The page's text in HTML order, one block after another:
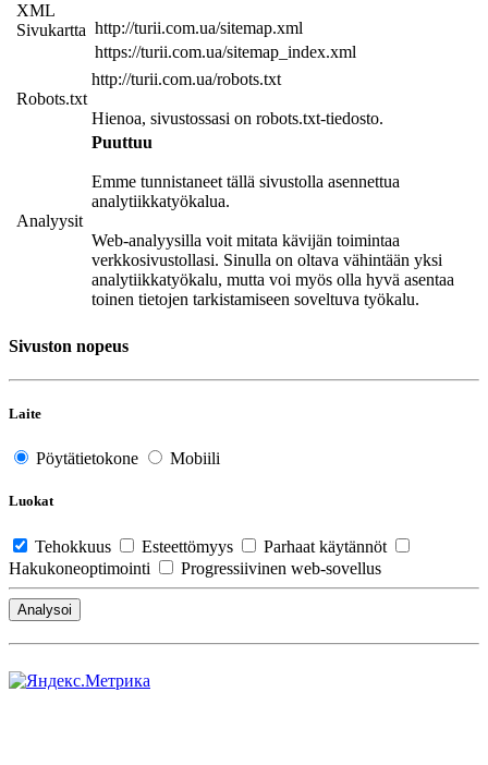
XML
Sivukartta http://turii.com.ua/sitemap.xml
https://turii.com.ua/sitemap_index.xml
Robots.txt
http://turii.com.ua/robots.txt
Hienoa, sivustossasi on robots.txt-tiedosto.
Analyysit
Puuttuu
Emme tunnistaneet tällä sivustolla asennettua
analytiikkatyökalua.
Web-analyysilla voit mitata kävijän toimintaa
verkkosivustollasi. Sinulla on oltava vähintään yksi
analytiikkatyökalu, mutta voi myös olla hyvä asentaa
toinen tietojen tarkistamiseen soveltuva työkalu.
Sivuston nopeus
Laite
Pöytätietokone Mobiili
Luokat
Tehokkuus Esteettömyys
Parhaat käytännöt
Hakukoneoptimointi
Progressiivinen web-sovellus
Analysoi